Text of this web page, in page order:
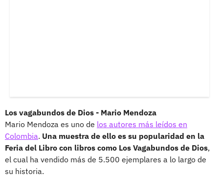
Los vagabundos de Dios - Mario Mendoza
Mario Mendoza es uno de los autores más leídos en
Colombia. Una muestra de ello es su popularidad en la
Feria del Libro con libros como Los Vagabundos de Dios,
el cual ha vendido más de 5.500 ejemplares a lo largo de
su historia.